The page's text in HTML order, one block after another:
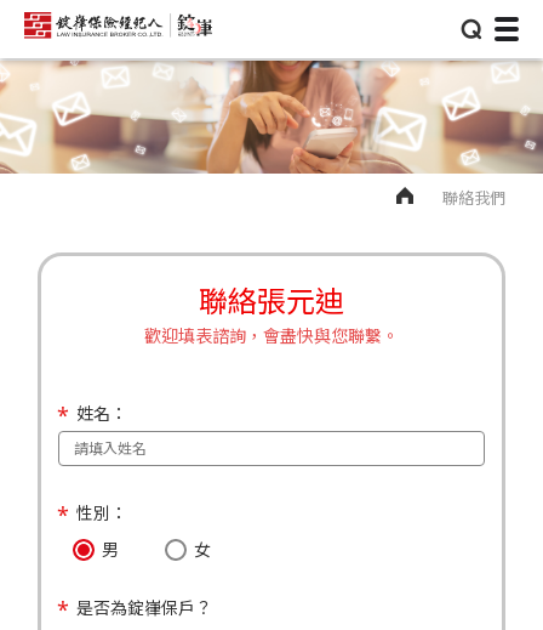
⌕
聯絡我們
聯絡張元迪
歡迎填表諮詢，會盡快與您聯繫。
姓名：
性別：
男
女
是否為錠嵂保戶？